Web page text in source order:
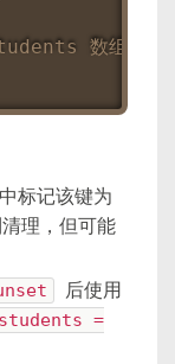
数组下标
标记该键为
理，但可能
后使用
=